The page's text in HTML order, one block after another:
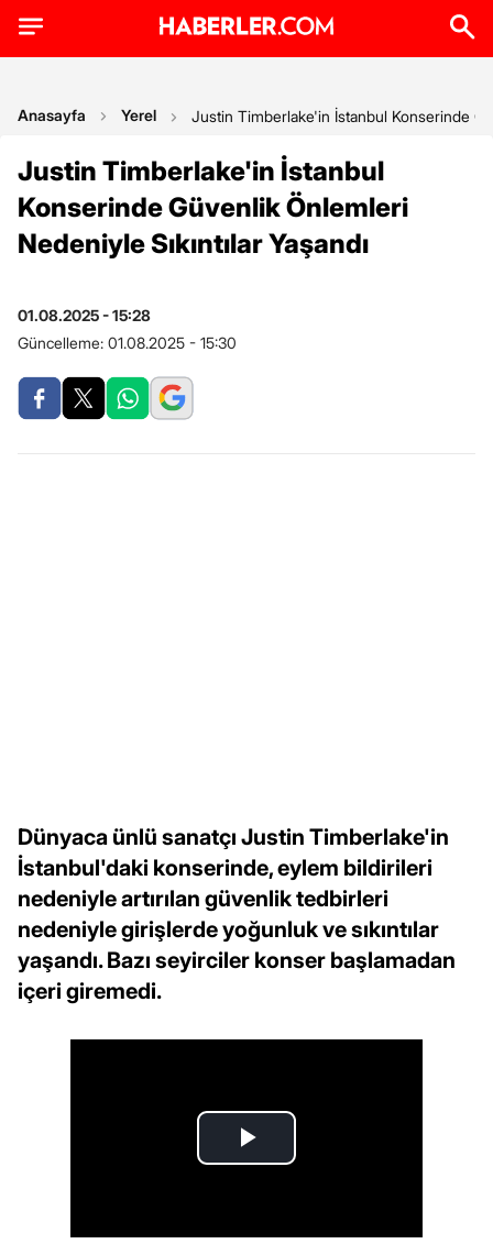
Anasayfa Yerel Justin Timberlake'in İstanbul Konserinde
Justin Timberlake'in İstanbul
Konserinde Güvenlik Önlemleri
Nedeniyle Sıkıntılar Yaşandı
01.08.2025 - 15:28
Güncelleme: 01.08.2025 - 15:30
Dünyaca ünlü sanatçı Justin Timberlake'in
İstanbul'daki konserinde, eylem bildirileri
nedeniyle artırılan güvenlik tedbirleri
nedeniyle girişlerde yoğunluk ve sıkıntılar
yaşandı. Bazı seyirciler konser başlamadan
içeri giremedi.